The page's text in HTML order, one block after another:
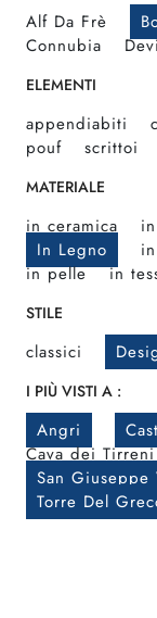
Alf Da Frè
Connubia
ELEMENTI
appendiabiti
pouf
scrittoi
MATERIALE
in ceramica
In Legno
in pelle
in
STILE
classici
I PIÙ VISTI A :
Angri
Cava dei Tirreni
San Giuseppe
Torre Del